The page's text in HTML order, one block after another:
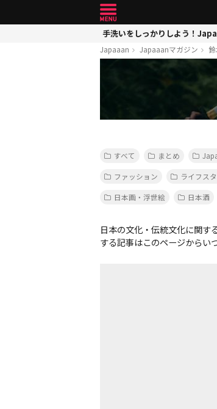
手洗いをしっかりしよう！
Japaaan Japaaanマガジン
すべて まとめ
ファッション
ライフス
日本画・浮世絵
日本酒
日本の文化・伝統文化に関す
する記事はこのページからい